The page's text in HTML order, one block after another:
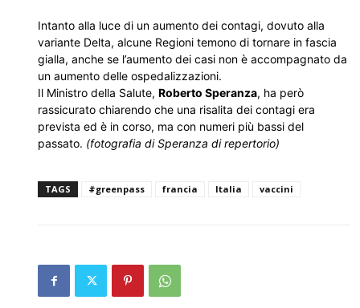
Intanto alla luce di un aumento dei contagi, dovuto alla
variante Delta, alcune Regioni temono di tornare in fascia
gialla, anche se l’aumento dei casi non è accompagnato da
un aumento delle ospedalizzazioni.
Il Ministro della Salute, Roberto Speranza, ha però
rassicurato chiarendo che una risalita dei contagi era
prevista ed è in corso, ma con numeri più bassi del
passato. (fotografia di Speranza di repertorio)
TAGS #greenpass francia Italia vaccini